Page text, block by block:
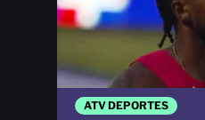
ATV DEPORTES